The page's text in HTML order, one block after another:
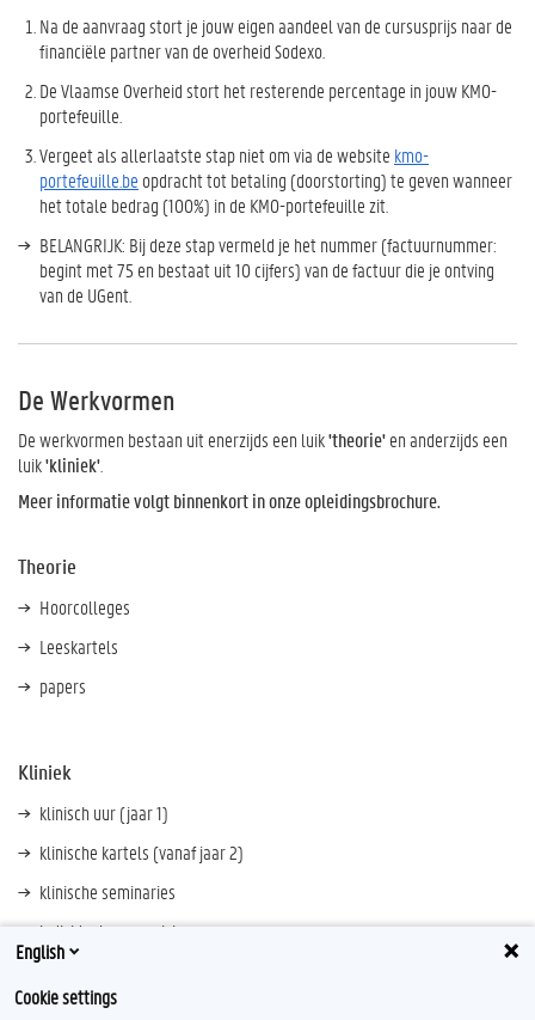
Na de aanvraag stort je jouw eigen aandeel van de cursusprijs naar de
financiële partner van de overheid Sodexo.
De Vlaamse Overheid stort het resterende percentage in jouw KMO-
portefeuille.
Vergeet als allerlaatste stap niet om via de website kmo-
portefeuille.be opdracht tot betaling (doorstorting) te geven wanneer
het totale bedrag (100%) in de KMO-portefeuille zit.
BELANGRIJK: Bij deze stap vermeld je het nummer (factuurnummer:
begint met 75 en bestaat uit 10 cijfers) van de factuur die je ontving
van de UGent.
De Werkvormen
De werkvormen bestaan uit enerzijds een luik'theorie'en anderzijds een
luik'kliniek'
Meer informatie volgt binnenkort in onze opleidingsbrochure.
Theorie
Hoorcolleges
Leeskartels
papers
Kliniek
klinisch uur (jaar 1)
klinische kartels (vanaf jaar 2)
klinische seminaries
individuele supervisies
English
Cookie settings